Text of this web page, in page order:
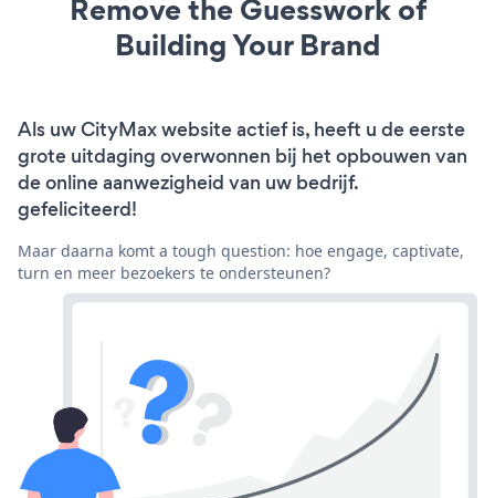
Remove the Guesswork of
Building Your Brand
Als uw CityMax website actief is, heeft u de eerste
grote uitdaging overwonnen bij het opbouwen van
de online aanwezigheid van uw bedrijf.
gefeliciteerd!
Maar daarna komt a tough question: hoe engage, captivate,
turn en meer bezoekers te ondersteunen?